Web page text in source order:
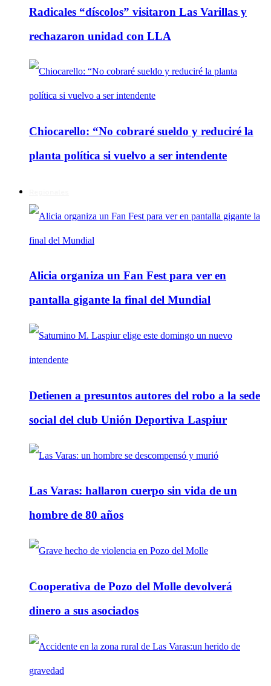
Radicales “díscolos” visitaron Las Varillas y
rechazaron unidad con LLA
Chiocarello: “No cobraré sueldo y reduciré la
planta política si vuelvo a ser intendente
Alicia organiza un Fan Fest para ver en
pantalla gigante la final del Mundial
Detienen a presuntos autores del robo a la sede
social del club Unión Deportiva Laspiur
Las Varas: hallaron cuerpo sin vida de un
hombre de 80 años
Cooperativa de Pozo del Molle devolverá
dinero a sus asociados